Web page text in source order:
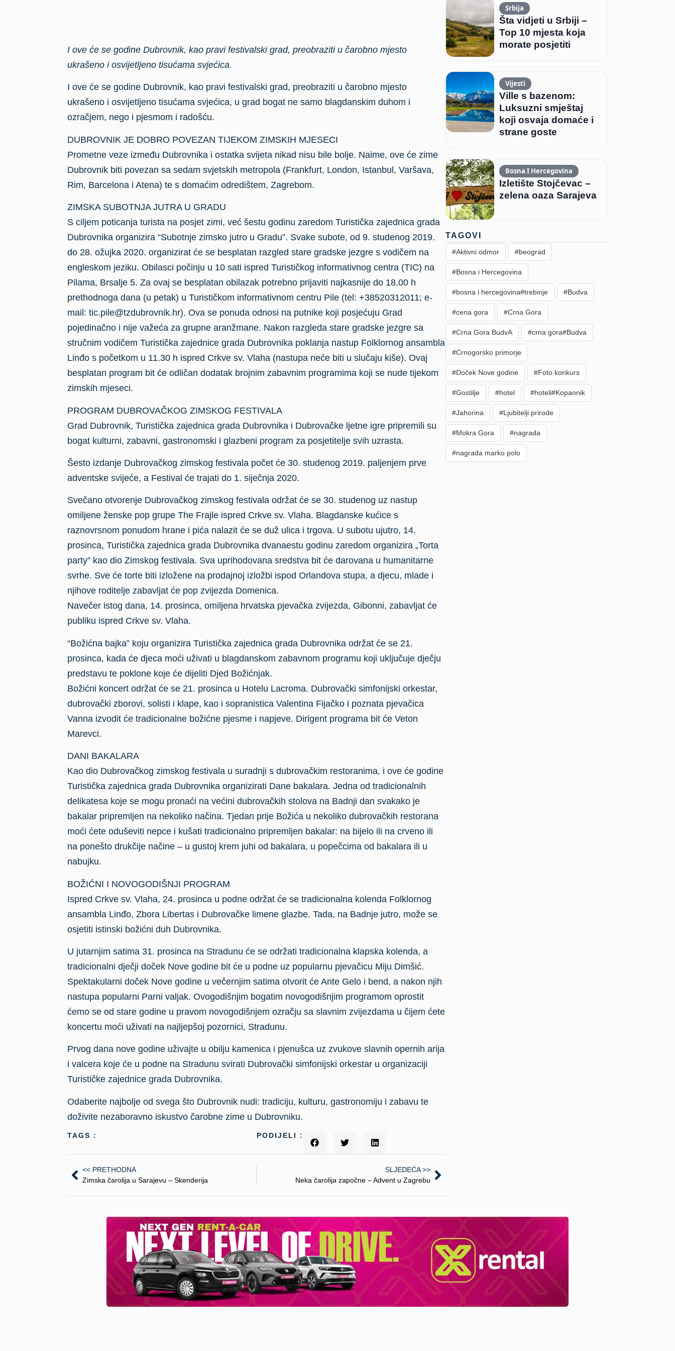
I ove će se godine Dubrovnik, kao pravi festivalski grad, preobraziti u čarobno mjesto
ukrašeno i osvijetljeno tisućama svjećica.
I ove će se godine Dubrovnik, kao pravi festivalski grad, preobraziti u čarobno mjesto
ukrašeno i osvijetljeno tisućama svjećica, u grad bogat ne samo blagdanskim duhom i
ozračjem, nego i pjesmom i radošću.
DUBROVNIK JE DOBRO POVEZAN TIJEKOM ZIMSKIH MJESECI
Prometne veze između Dubrovnika i ostatka svijeta nikad nisu bile bolje. Naime, ove će zime
Dubrovnik biti povezan sa sedam svjetskih metropola (Frankfurt, London, Istanbul, Varšava,
Rim, Barcelona i Atena) te s domaćim odredištem, Zagrebom.
ZIMSKA SUBOTNJA JUTRA U GRADU
S ciljem poticanja turista na posjet zimi, već šestu godinu zaredom Turistička zajednica grada
Dubrovnika organizira “Subotnje zimsko jutro u Gradu”. Svake subote, od 9. studenog 2019.
do 28. ožujka 2020. organizirat će se besplatan razgled stare gradske jezgre s vodičem na
engleskom jeziku. Obilasci počinju u 10 sati ispred Turističkog informativnog centra (TIC) na
Pilama, Brsalje 5. Za ovaj se besplatan obilazak potrebno prijaviti najkasnije do 18.00 h
prethodnoga dana (u petak) u Turističkom informativnom centru Pile (tel: +38520312011; e-
mail: tic.pile@tzdubrovnik.hr). Ova se ponuda odnosi na putnike koji posjećuju Grad
pojedinačno i nije važeća za grupne aranžmane. Nakon razgleda stare gradske jezgre sa
stručnim vodičem Turistička zajednice grada Dubrovnika poklanja nastup Folklornog ansambla
Linđo s početkom u 11.30 h ispred Crkve sv. Vlaha (nastupa neće biti u slučaju kiše). Ovaj
besplatan program bit će odličan dodatak brojnim zabavnim programima koji se nude tijekom
zimskih mjeseci.
PROGRAM DUBROVAČKOG ZIMSKOG FESTIVALA
Grad Dubrovnik, Turistička zajednica grada Dubrovnika i Dubrovačke ljetne igre pripremili su
bogat kulturni, zabavni, gastronomski i glazbeni program za posjetitelje svih uzrasta.
Šesto izdanje Dubrovačkog zimskog festivala počet će 30. studenog 2019. paljenjem prve
adventske svijeće, a Festival će trajati do 1. siječnja 2020.
Svečano otvorenje Dubrovačkog zimskog festivala održat će se 30. studenog uz nastup
omiljene ženske pop grupe The Frajle ispred Crkve sv. Vlaha. Blagdanske kućice s
raznovrsnom ponudom hrane i pića nalazit će se duž ulica i trgova. U subotu ujutro, 14.
prosinca, Turistička zajednica grada Dubrovnika dvanaestu godinu zaredom organizira „Torta
party” kao dio Zimskog festivala. Sva uprihodovana sredstva bit će darovana u humanitarne
svrhe. Sve će torte biti izložene na prodajnoj izložbi ispod Orlandova stupa, a djecu, mlade i
njihove roditelje zabavljat će pop zvijezda Domenica.
Navečer istog dana, 14. prosinca, omiljena hrvatska pjevačka zvijezda, Gibonni, zabavljat će
publiku ispred Crkve sv. Vlaha.
“Božićna bajka” koju organizira Turistička zajednica grada Dubrovnika održat će se 21.
prosinca, kada će djeca moći uživati u blagdanskom zabavnom programu koji uključuje dječju
predstavu te poklone koje će dijeliti Djed Božićnjak.
Božićni koncert održat će se 21. prosinca u Hotelu Lacroma. Dubrovački simfonijski orkestar,
dubrovački zborovi, solisti i klape, kao i sopranistica Valentina Fijačko i poznata pjevačica
Vanna izvodit će tradicionalne božićne pjesme i napjeve. Dirigent programa bit će Veton
Marevci.
DANI BAKALARA
Kao dio Dubrovačkog zimskog festivala u suradnji s dubrovačkim restoranima, i ove će godine
Turistička zajednica grada Dubrovnika organizirati Dane bakalara. Jedna od tradicionalnih
delikatesa koje se mogu pronaći na većini dubrovačkih stolova na Badnji dan svakako je
bakalar pripremljen na nekoliko načina. Tjedan prije Božića u nekoliko dubrovačkih restorana
moći ćete oduševiti nepce i kušati tradicionalno pripremljen bakalar: na bijelo ili na crveno ili
na ponešto drukčije načine – u gustoj krem juhi od bakalara, u popečcima od bakalara ili u
nabujku.
BOŽIĆNI I NOVOGODIŠNJI PROGRAM
Ispred Crkve sv. Vlaha, 24. prosinca u podne održat će se tradicionalna kolenda Folklornog
ansambla Linđo, Zbora Libertas i Dubrovačke limene glazbe. Tada, na Badnje jutro, može se
osjetiti istinski božićni duh Dubrovnika.
U jutarnjim satima 31. prosinca na Stradunu će se održati tradicionalna klapska kolenda, a
tradicionalni dječji doček Nove godine bit će u podne uz popularnu pjevačicu Miju Dimšić.
Spektakularni doček Nove godine u večernjim satima otvorit će Ante Gelo i bend, a nakon njih
nastupa popularni Parni valjak. Ovogodišnjim bogatim novogodišnjim programom oprostit
ćemo se od stare godine u pravom novogodišnjem ozračju sa slavnim zvijezdama u čijem ćete
koncertu moći uživati na najljepšoj pozornici, Stradunu.
Prvog dana nove godine uživajte u obilju kamenica i pjenušca uz zvukove slavnih opernih arija
i valcera koje će u podne na Stradunu svirati Dubrovački simfonijski orkestar u organizaciji
Turističke zajednice grada Dubrovnika.
Odaberite najbolje od svega što Dubrovnik nudi: tradiciju, kulturu, gastronomiju i zabavu te
doživite nezaboravno iskustvo čarobne zime u Dubrovniku.
TAGS : PODIJELI :
<< PRETHODNA
Zimska čarolija u Sarajevu – Skenderija
SLJEDEĆA >>
Neka čarolija započne – Advent u Zagrebu
Srbija
Šta vidjeti u Srbiji –
Top 10 mjesta koja
morate posjetiti
Vijesti
Ville s bazenom:
Luksuzni smještaj
koji osvaja domaće i
strane goste
Bosna I Hercegovina
Izletište Stojčevac –
zelena oaza Sarajeva
TAGOVI
#Aktivni odmor #beograd
#Bosna i Hercegovina
#bosna i hercegovina#trebinje #Budva
#cena gora #Crna Gora
#Crna Gora BudvA #crna gora#Budva
#Crnogorsko primorje
#Doček Nove godine #Foto konkurs
#Gostilje #hotel #hoteli#Kopaonik
#Jahorina #Ljubitelji prirode
#Mokra Gora #nagrada
#nagrada marko polo